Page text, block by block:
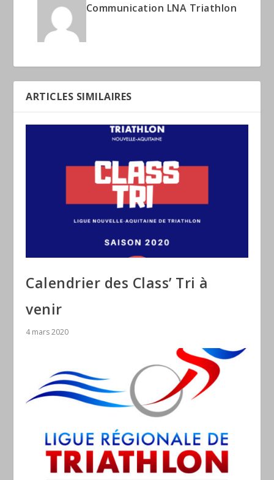
Communication LNA Triathlon
ARTICLES SIMILAIRES
Calendrier des Class’ Tri à
venir
4 mars 2020